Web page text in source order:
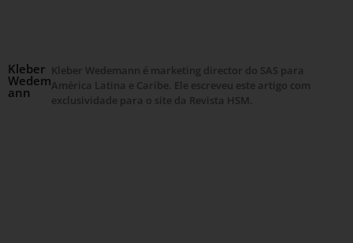
Kleber
Wedem
ann
Kleber Wedemann é marketing director do SAS para
América Latina e Caribe. Ele escreveu este artigo com
exclusividade para o site da Revista HSM.